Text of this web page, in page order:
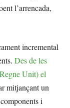
l’arrencada,
incremental
Des de les
Unit) el
mitjançant un
i